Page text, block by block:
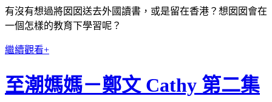
有沒有想過將囡囡送去外國讀書，或是留在香港？想囡囡會在
一個怎樣的教育下學習呢？
繼續觀看+
至潮媽媽－鄭文 Cathy 第二集